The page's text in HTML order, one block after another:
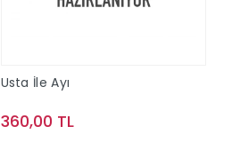
Usta İle Ayı
360,00 TL